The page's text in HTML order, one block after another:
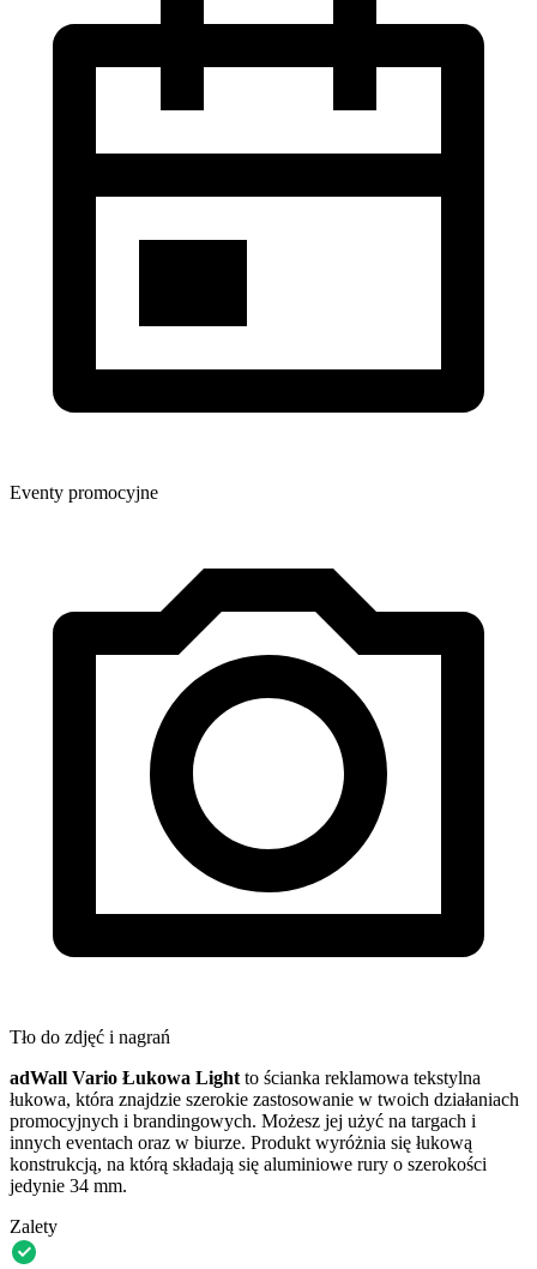
Eventy promocyjne
Tło do zdjęć i nagrań
adWall Vario Łukowa Light to ścianka reklamowa tekstylna
łukowa, która znajdzie szerokie zastosowanie w twoich działaniach
promocyjnych i brandingowych. Możesz jej użyć na targach i
innych eventach oraz w biurze. Produkt wyróżnia się łukową
konstrukcją, na którą składają się aluminiowe rury o szerokości
jedynie 34 mm.
Zalety